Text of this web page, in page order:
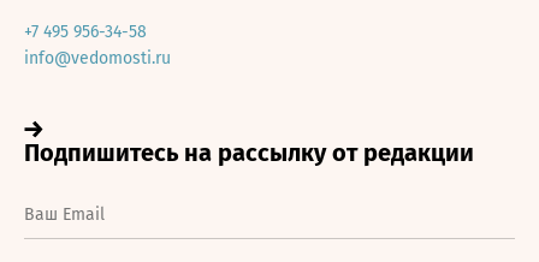
+7 495 956-34-58
info@vedomosti.ru